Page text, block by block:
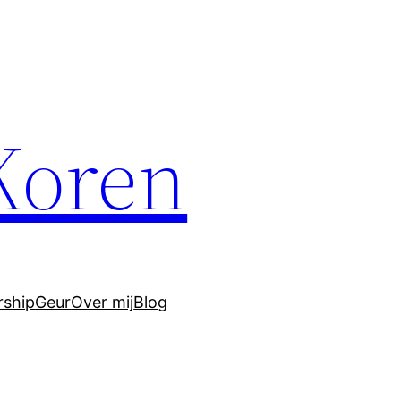
GeurOver mijBlog